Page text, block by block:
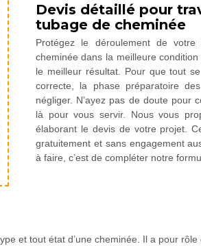
Devis détaillé pour
tubage de cheminée
Protégez le déroulement de
cheminée dans la meilleure
le meilleur résultat. Pour que tout
correcte, la phase préparatoire
négliger. N’ayez pas de doute pour
là pour vous servir. Nous vous
élaborant le devis de votre projet.
gratuitement et sans engagement
à faire, c’est de compléter notre
et tout état d’une cheminée. Il a pour rôle